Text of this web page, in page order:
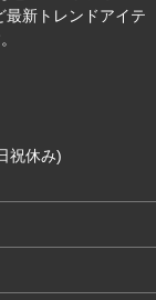
最新トレンドアイテ
祝休み)